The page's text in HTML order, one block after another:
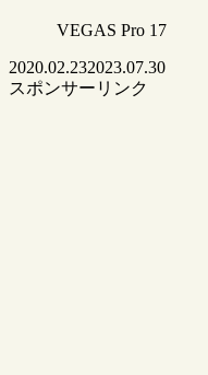
VEGAS Pro 17
2020.02.232023.07.30
スポンサーリンク